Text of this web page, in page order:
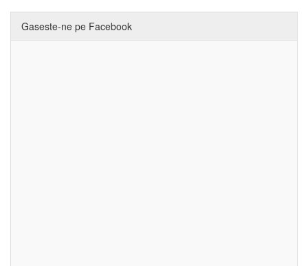
Gaseste-ne pe Facebook